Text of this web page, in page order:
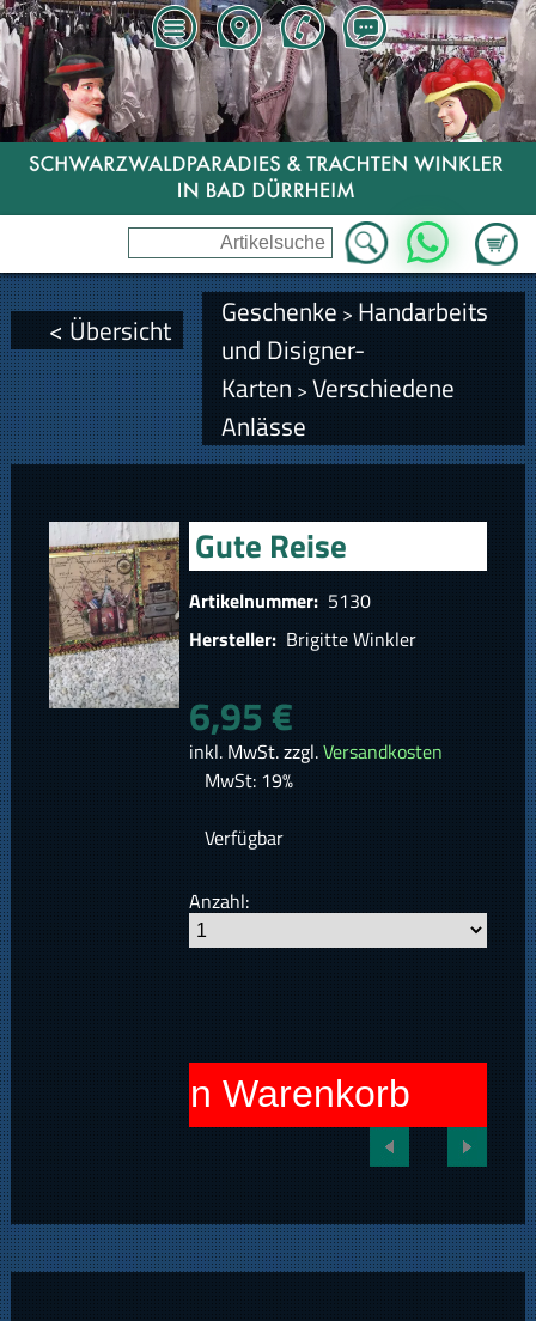
Zum
WhatsApp
< Übersicht Geschenke > Handarbeits
und Disigner-
Karten > Verschiedene
Anlässe
Gute Reise
Artikelnummer: 5130
Hersteller: Brigitte Winkler
6,95 €
inkl. MwSt. zzgl.Versandkosten
MwSt: 19%
Verfügbar
Anzahl:
In den Warenkorb